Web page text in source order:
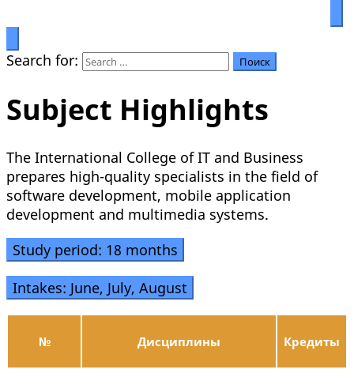
Search for:
Subject Highlights
The International College of IT and Business
prepares high-quality specialists in the field of
software development, mobile application
development and multimedia systems.
Study period: 18 months
Intakes: June, July, August
№ Дисциплины Кредиты